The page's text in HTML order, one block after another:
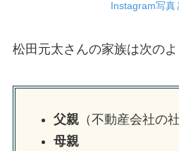
Instagram写真
松田元太さんの家族は次の
父親（不動産会社の社
母親